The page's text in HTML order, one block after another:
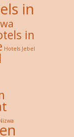
in
in
Hotels Jebel